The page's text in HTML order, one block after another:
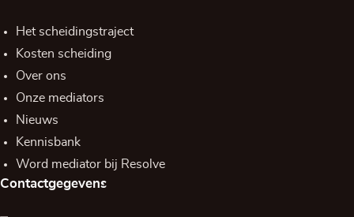
Het scheidingstraject
Kosten scheiding
Over ons
Onze mediators
Nieuws
Kennisbank
Word mediator bij Resolve
Contactgegevens